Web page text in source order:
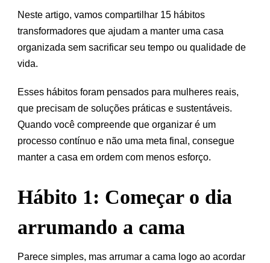
Neste artigo, vamos compartilhar 15 hábitos
transformadores que ajudam a manter uma casa
organizada sem sacrificar seu tempo ou qualidade de
vida.
Esses hábitos foram pensados para mulheres reais,
que precisam de soluções práticas e sustentáveis.
Quando você compreende que organizar é um
processo contínuo e não uma meta final, consegue
manter a casa em ordem com menos esforço.
Hábito 1: Começar o dia
arrumando a cama
Parece simples, mas arrumar a cama logo ao acordar